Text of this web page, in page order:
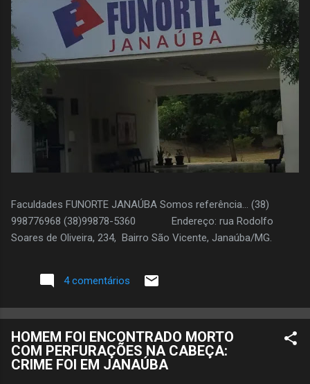
Faculdades FUNORTE JANAÚBA Somos referência... (38)
998776968 (38)99878-5360 Endereço: rua Rodolfo
Soares de Oliveira, 234, Bairro São Vicente, Janaúba/MG.
4 comentários
HOMEM FOI ENCONTRADO MORTO
COM PERFURAÇÕES NA CABEÇA:
CRIME FOI EM JANAÚBA